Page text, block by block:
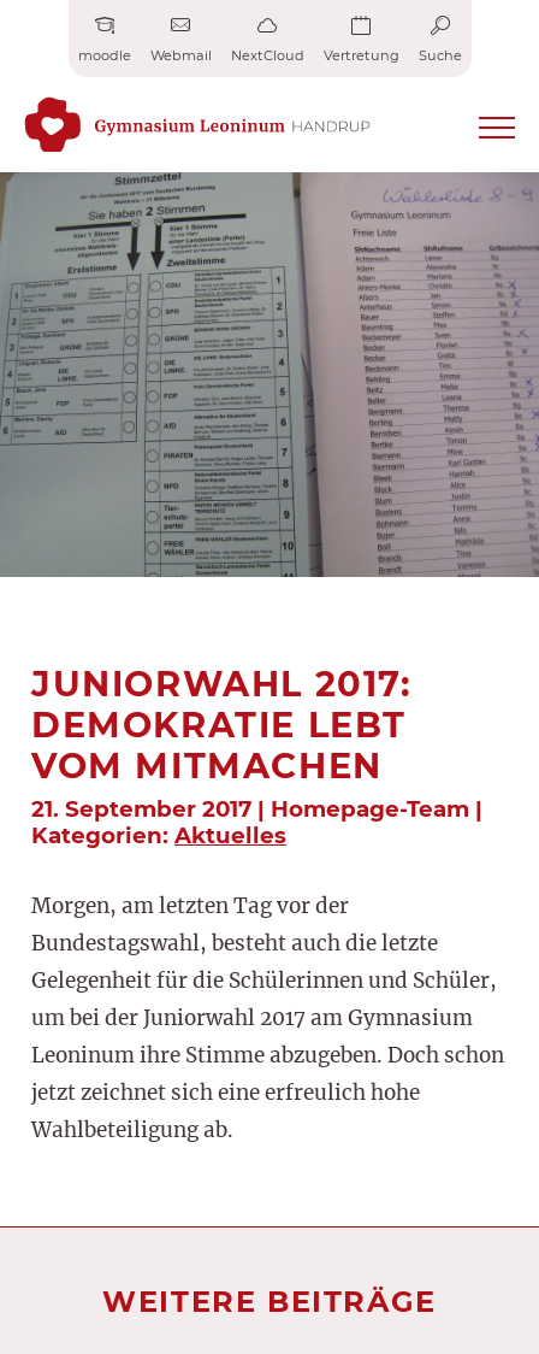
moodle Webmail NextCloud Vertretung Suche
JUNIORWAHL 2017:
DEMOKRATIE LEBT
VOM MITMACHEN
21. September 2017 | Homepage-Team |
Kategorien: Aktuelles
Morgen, am letzten Tag vor der
Bundestagswahl, besteht auch die letzte
Gelegenheit für die Schülerinnen und Schüler,
um bei der Juniorwahl 2017 am Gymnasium
Leoninum ihre Stimme abzugeben. Doch schon
jetzt zeichnet sich eine erfreulich hohe
Wahlbeteiligung ab.
WEITERE BEITRÄGE